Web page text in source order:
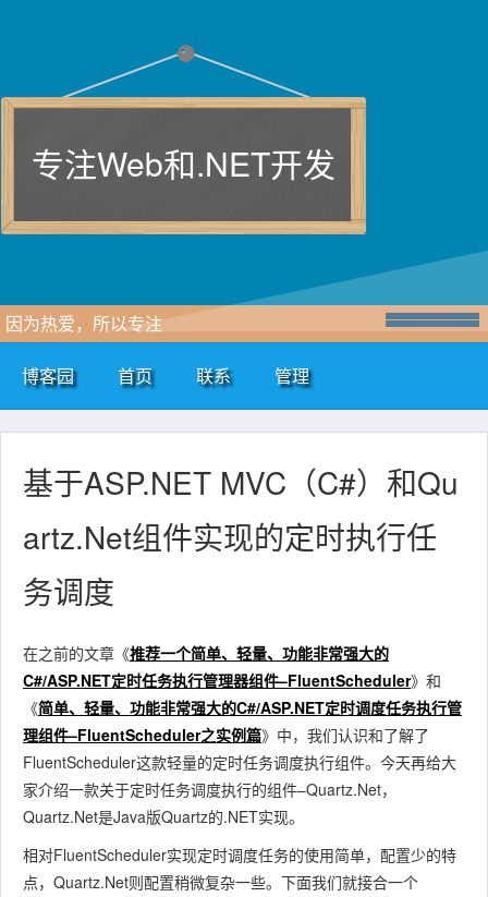
专注Web和.NET开发
因为热爱，所以专注
博客园 首页 联系 管理
基于ASP.NET MVC（C#）和Qu
artz.Net组件实现的定时执行任
务调度
在之前的文章《推荐一个简单、轻量、功能非常强大的
C#/ASP.NET定时任务执行管理器组件–FluentScheduler》和
《简单、轻量、功能非常强大的C#/ASP.NET定时调度任务执行管
理组件–FluentScheduler之实例篇》中，我们认识和了解了
FluentScheduler这款轻量的定时任务调度执行组件。今天再给大
家介绍一款关于定时任务调度执行的组件–Quartz.Net，
Quartz.Net是Java版Quartz的.NET实现。
相对FluentScheduler实现定时调度任务的使用简单，配置少的特
点，Quartz.Net则配置稍微复杂一些。下面我们就接合一个